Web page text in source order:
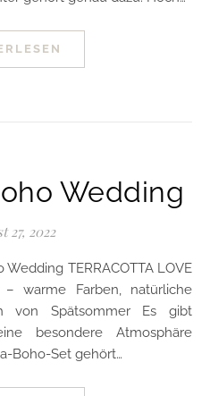
Wedding
27, 2022
warme Farben, natürliche
von Spätsommer Es gibt
besondere Atmosphäre
Boho-Set gehört…